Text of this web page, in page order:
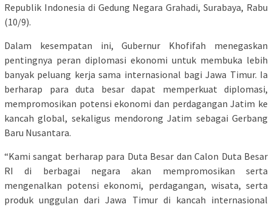
Republik Indonesia di Gedung Negara Grahadi, Surabaya, Rabu
(10/9).
Dalam kesempatan ini, Gubernur Khofifah menegaskan
pentingnya peran diplomasi ekonomi untuk membuka lebih
banyak peluang kerja sama internasional bagi Jawa Timur. Ia
berharap para duta besar dapat memperkuat diplomasi,
mempromosikan potensi ekonomi dan perdagangan Jatim ke
kancah global, sekaligus mendorong Jatim sebagai Gerbang
Baru Nusantara.
“Kami sangat berharap para Duta Besar dan Calon Duta Besar
RI di berbagai negara akan mempromosikan serta
mengenalkan potensi ekonomi, perdagangan, wisata, serta
produk unggulan dari Jawa Timur di kancah internasional